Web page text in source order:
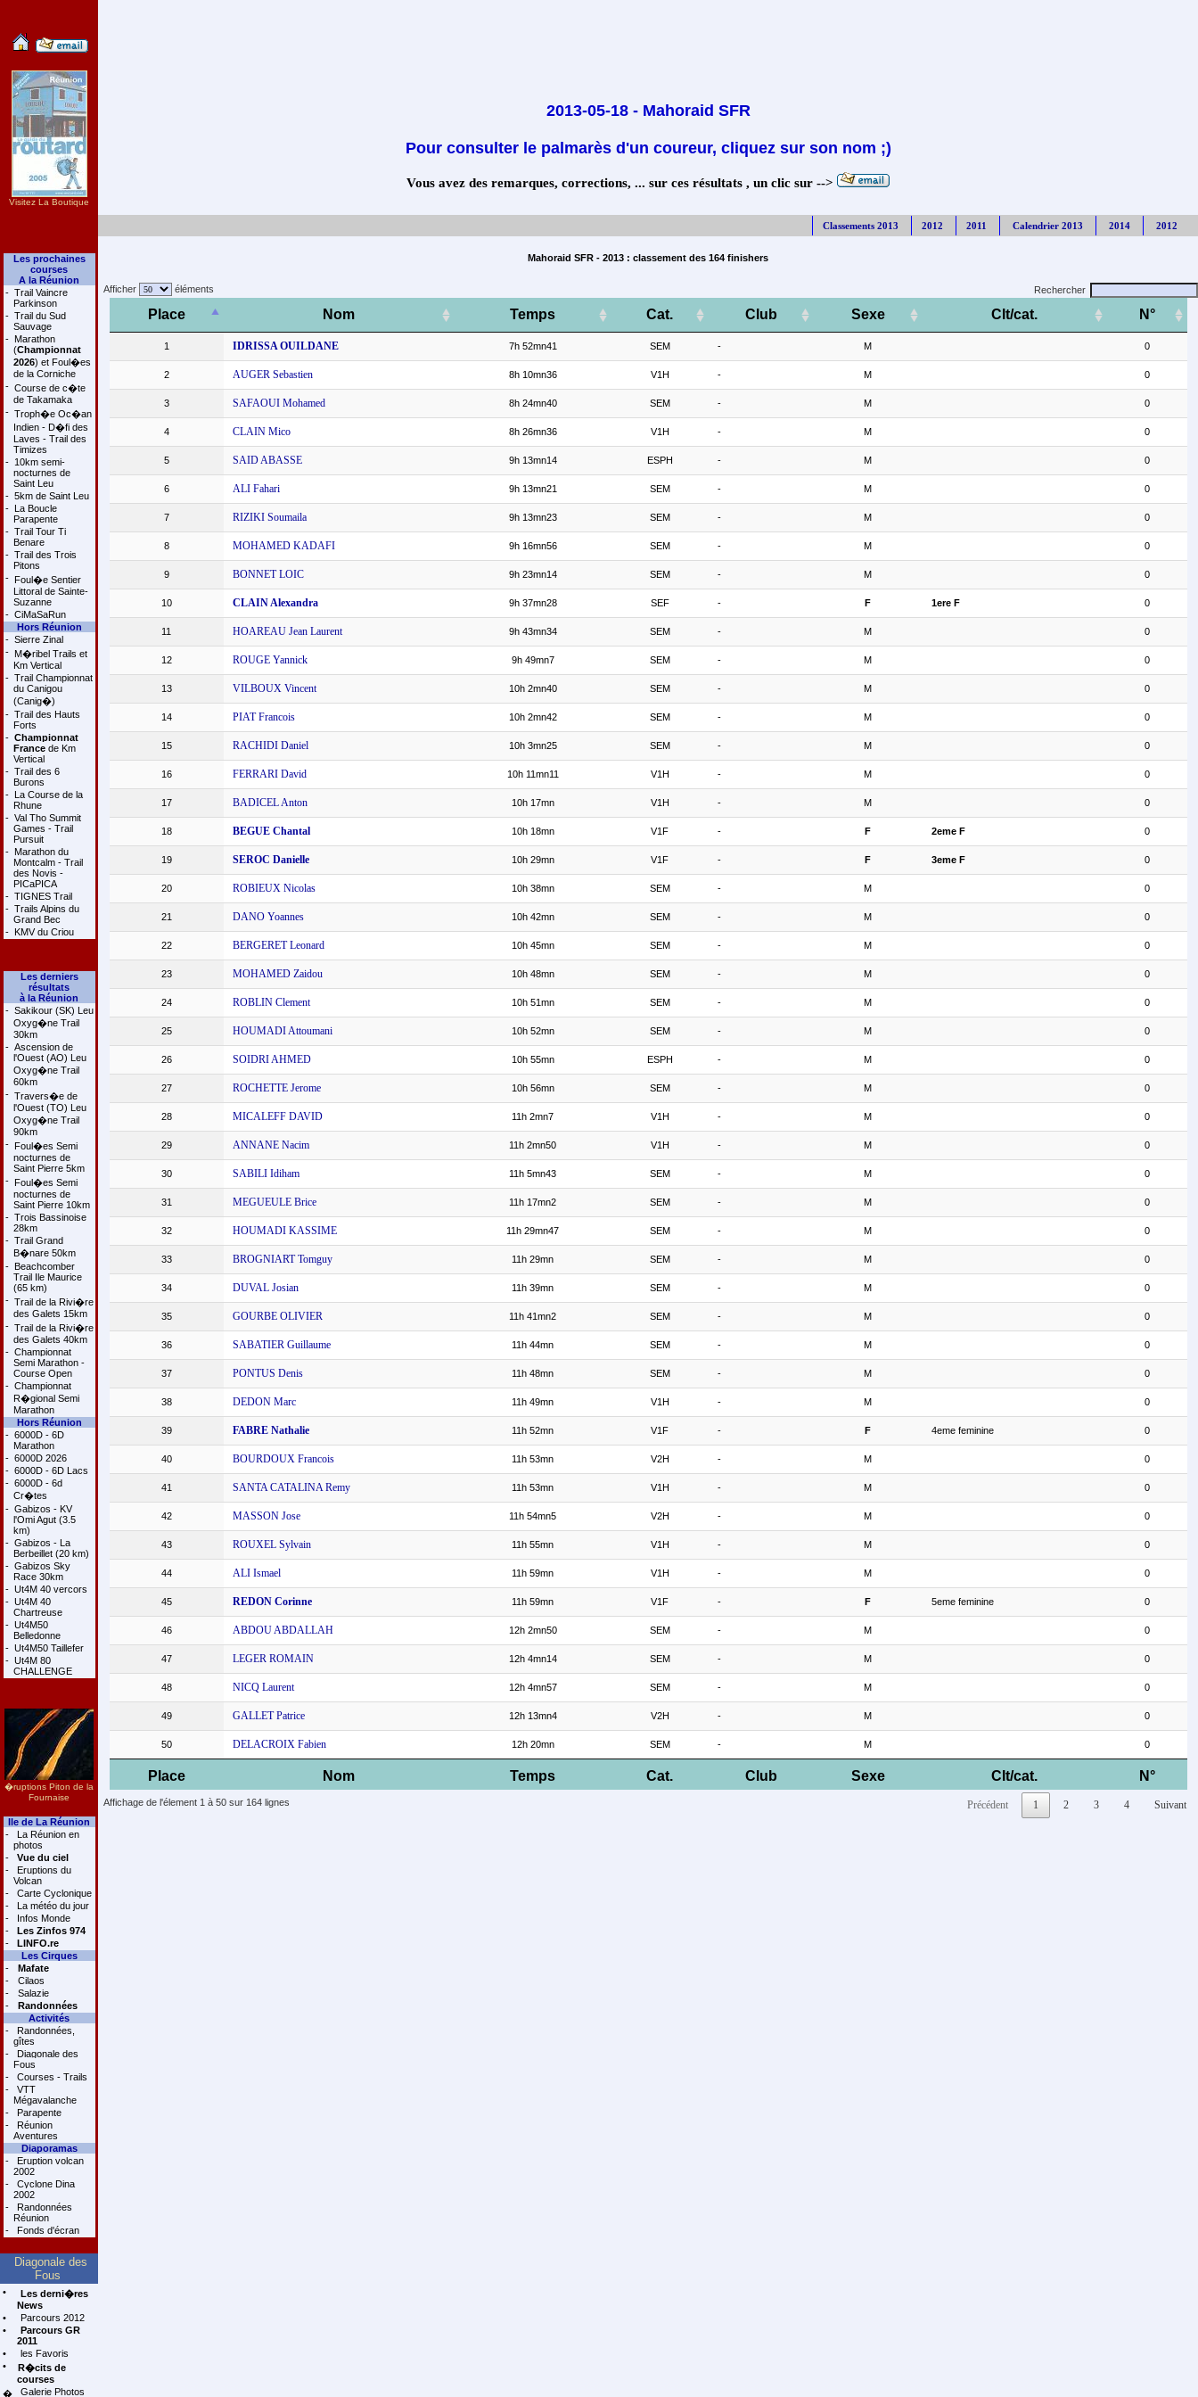
Visitez La Boutique
Les prochaines
courses
A la Réunion
- Trail Vaincre
Parkinson
- Trail du Sud
Sauvage
- Marathon
(Championnat
2026) et Foul�es
de la Corniche
- Course de c�te
de Takamaka
- Troph�e Oc�an
Indien - D�fi des
Laves - Trail des
Timizes
- 10km semi-
nocturnes de
Saint Leu
- 5km de Saint Leu
- La Boucle
Parapente
- Trail Tour Ti
Benare
- Trail des Trois
Pitons
- Foul�e Sentier
Littoral de Sainte-
Suzanne
- CiMaSaRun
Hors Réunion
- Sierre Zinal
- M�ribel Trails et
Km Vertical
- Trail Championnat
du Canigou
(Canig�)
- Trail des Hauts
Forts
- Championnat
Francede Km
Vertical
- Trail des 6
Burons
- La Course de la
Rhune
- Val Tho Summit
Games - Trail
Pursuit
- Marathon du
Montcalm - Trail
des Novis -
PICaPICA
- TIGNES Trail
- Trails Alpins du
Grand Bec
- KMV du Criou
Les derniers
résultats
à la Réunion
- Sakikour (SK) Leu
Oxyg�ne Trail
30km
- Ascension de
l'Ouest (AO) Leu
Oxyg�ne Trail
60km
- Travers�e de
l'Ouest (TO) Leu
Oxyg�ne Trail
90km
- Foul�es Semi
nocturnes de
Saint Pierre 5km
- Foul�es Semi
nocturnes de
Saint Pierre 10km
- Trois Bassinoise
28km
- Trail Grand
B�nare 50km
- Beachcomber
Trail Ile Maurice
(65 km)
- Trail de la Rivi�re
des Galets 15km
- Trail de la Rivi�re
des Galets 40km
- Championnat
Semi Marathon -
Course Open
- Championnat
R�gional Semi
Marathon
Hors Réunion
- 6000D - 6D
Marathon
- 6000D 2026
- 6000D - 6D Lacs
- 6000D - 6d
Cr�tes
- Gabizos - KV
l'Omi Agut (3.5
km)
- Gabizos - La
Berbeillet (20 km)
- Gabizos Sky
Race 30km
- Ut4M 40 vercors
- Ut4M 40
Chartreuse
- Ut4M50
Belledonne
- Ut4M50 Taillefer
- Ut4M 80
CHALLENGE
�ruptions Piton de la
Fournaise
Ile de La Réunion
-
La Réunion en
photos
-
Vue du ciel
-
Eruptions du
Volcan
-
Carte Cyclonique
-
La météo du jour
-
Infos Monde
-
Les Zinfos 974
-
LINFO.re
Les Cirques
-
Mafate
-
Cilaos
-
Salazie
-
Randonnées
Activités
-
Randonnées,
gîtes
-
Diagonale des
Fous
-
Courses - Trails
-
VTT
Mégavalanche
-
Parapente
-
Réunion
Aventures
Diaporamas
-
Eruption volcan
2002
-
Cyclone Dina
2002
-
Randonnées
Réunion
-
Fonds d'écran
Diagonale des
Fous
•
Les derni�res
News
•
Parcours 2012
•
Parcours GR
2011
•
les Favoris
•
R�cits de
courses
�
Galerie Photos
2013-05-18 - Mahoraid SFR
Pour consulter le palmarès d'un coureur, cliquez sur son nom ;)
Vous avez des remarques, corrections, ... sur ces résultats , un clic sur -->
Classements 2013 2012 2011 Calendrier 2013 2014 2012
Mahoraid SFR - 2013 : classement des 164 finishers
Afficher éléments Rechercher
Place Nom Temps Cat. Club Sexe Clt/cat. N°
Place Nom Temps Cat. Club Sexe Clt/cat. N°
1 IDRISSA OUILDANE 7h 52mn41 SEM - M 0
2 AUGER Sebastien 8h 10mn36 V1H - M 0
3 SAFAOUI Mohamed 8h 24mn40 SEM - M 0
4 CLAIN Mico 8h 26mn36 V1H - M 0
5 SAID ABASSE 9h 13mn14 ESPH - M 0
6 ALI Fahari 9h 13mn21 SEM - M 0
7 RIZIKI Soumaila 9h 13mn23 SEM - M 0
8 MOHAMED KADAFI 9h 16mn56 SEM - M 0
9 BONNET LOIC 9h 23mn14 SEM - M 0
10 CLAIN Alexandra 9h 37mn28 SEF - F 1ere F 0
11 HOAREAU Jean Laurent 9h 43mn34 SEM - M 0
12 ROUGE Yannick 9h 49mn7 SEM - M 0
13 VILBOUX Vincent 10h 2mn40 SEM - M 0
14 PIAT Francois 10h 2mn42 SEM - M 0
15 RACHIDI Daniel 10h 3mn25 SEM - M 0
16 FERRARI David 10h 11mn11 V1H - M 0
17 BADICEL Anton 10h 17mn V1H - M 0
18 BEGUE Chantal 10h 18mn V1F - F 2eme F 0
19 SEROC Danielle 10h 29mn V1F - F 3eme F 0
20 ROBIEUX Nicolas 10h 38mn SEM - M 0
21 DANO Yoannes 10h 42mn SEM - M 0
22 BERGERET Leonard 10h 45mn SEM - M 0
23 MOHAMED Zaidou 10h 48mn SEM - M 0
24 ROBLIN Clement 10h 51mn SEM - M 0
25 HOUMADI Attoumani 10h 52mn SEM - M 0
26 SOIDRI AHMED 10h 55mn ESPH - M 0
27 ROCHETTE Jerome 10h 56mn SEM - M 0
28 MICALEFF DAVID 11h 2mn7 V1H - M 0
29 ANNANE Nacim 11h 2mn50 V1H - M 0
30 SABILI Idiham 11h 5mn43 SEM - M 0
31 MEGUEULE Brice 11h 17mn2 SEM - M 0
32 HOUMADI KASSIME 11h 29mn47 SEM - M 0
33 BROGNIART Tomguy 11h 29mn SEM - M 0
34 DUVAL Josian 11h 39mn SEM - M 0
35 GOURBE OLIVIER 11h 41mn2 SEM - M 0
36 SABATIER Guillaume 11h 44mn SEM - M 0
37 PONTUS Denis 11h 48mn SEM - M 0
38 DEDON Marc 11h 49mn V1H - M 0
39 FABRE Nathalie 11h 52mn V1F - F 4eme feminine 0
40 BOURDOUX Francois 11h 53mn V2H - M 0
41 SANTA CATALINA Remy 11h 53mn V1H - M 0
42 MASSON Jose 11h 54mn5 V2H - M 0
43 ROUXEL Sylvain 11h 55mn V1H - M 0
44 ALI Ismael 11h 59mn V1H - M 0
45 REDON Corinne 11h 59mn V1F - F 5eme feminine 0
46 ABDOU ABDALLAH 12h 2mn50 SEM - M 0
47 LEGER ROMAIN 12h 4mn14 SEM - M 0
48 NICQ Laurent 12h 4mn57 SEM - M 0
49 GALLET Patrice 12h 13mn4 V2H - M 0
50 DELACROIX Fabien 12h 20mn SEM - M 0
Affichage de l'élement 1 à 50 sur 164 lignes Précédent 1 2 3 4 Suivant